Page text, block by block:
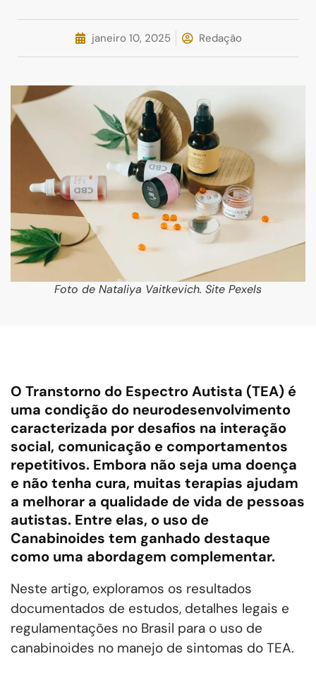
janeiro 10, 2025 Redação
Foto de Nataliya Vaitkevich. Site Pexels
O Transtorno do Espectro Autista (TEA) é
uma condição do neurodesenvolvimento
caracterizada por desafios na interação
social, comunicação e comportamentos
repetitivos. Embora não seja uma doença
e não tenha cura, muitas terapias ajudam
a melhorar a qualidade de vida de pessoas
autistas. Entre elas, o uso de
Canabinoides tem ganhado destaque
como uma abordagem complementar.
Neste artigo, exploramos os resultados
documentados de estudos, detalhes legais e
regulamentações no Brasil para o uso de
canabinoides no manejo de sintomas do TEA.